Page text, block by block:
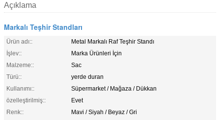
Açıklama
Markalı Teşhir Standları
Ürün adı::
Metal Markalı Raf Teşhir Standı
İşlev::
Marka Ürünleri İçin
Malzeme::
Sac
Türü::
yerde duran
Kullanımı::
Süpermarket / Mağaza / Dükkan
özelleştirilmiş::
Evet
Renk::
Mavi / Siyah / Beyaz / Gri